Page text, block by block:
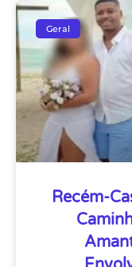
Geral
Recém-